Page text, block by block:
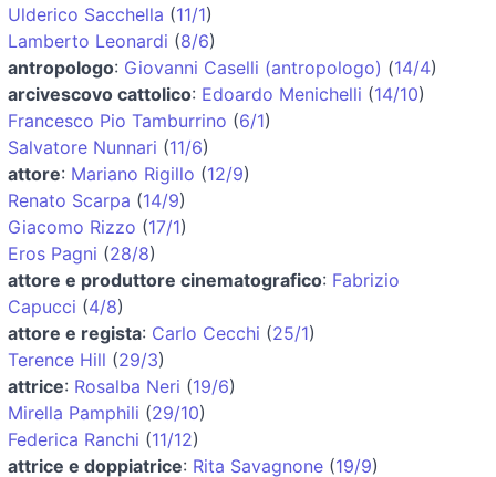
Ulderico Sacchella (11/1)
Lamberto Leonardi (8/6)
antropologo: Giovanni Caselli (antropologo) (14/4)
arcivescovo cattolico: Edoardo Menichelli (14/10)
Francesco Pio Tamburrino (6/1)
Salvatore Nunnari (11/6)
attore: Mariano Rigillo (12/9)
Renato Scarpa (14/9)
Giacomo Rizzo (17/1)
Eros Pagni (28/8)
attore e produttore cinematografico: Fabrizio
Capucci (4/8)
attore e regista: Carlo Cecchi (25/1)
Terence Hill (29/3)
attrice: Rosalba Neri (19/6)
Mirella Pamphili (29/10)
Federica Ranchi (11/12)
attrice e doppiatrice: Rita Savagnone (19/9)